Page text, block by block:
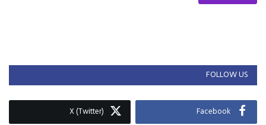
FOLLOW US
Facebook
X (Twitter)